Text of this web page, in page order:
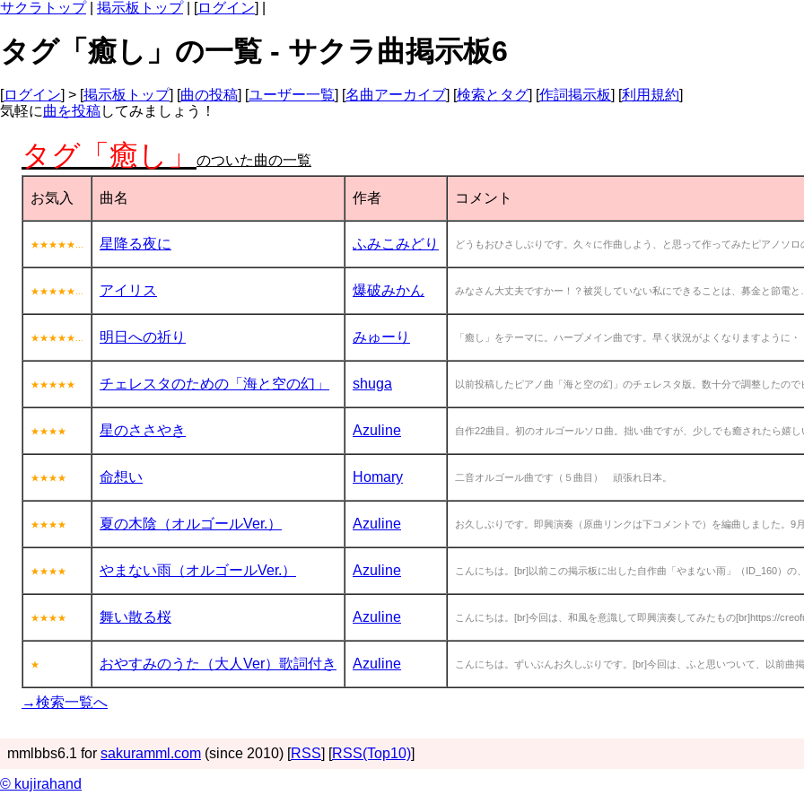
サクラトップ| 掲示板トップ| [ログイン] |
タグ「癒し」の一覧 - サクラ曲掲示板6
[ログイン] > [掲示板トップ] [曲の投稿] [ユーザー一覧] [名曲アーカイブ] [検索とタグ] [作詞掲示板] [利用規約]
気軽に曲を投稿してみましょう！
タグ「癒し」 のついた曲の一覧
お気入 曲名 作者 コメント
★★★★★... 星降る夜に ふみこみどり どうもおひさしぶりです。久々に作曲しよう、と思って作ってみたピアノソロ
★★★★★... アイリス 爆破みかん みなさん大丈夫ですかー！？被災していない私にできることは、募金と節電と
★★★★★... 明日への祈り みゅーり 「癒し」をテーマに。ハープメイン曲です。早く状況がよくなりますように・
★★★★★ チェレスタのための「海と空の幻」 shuga 以前投稿したピアノ曲「海と空の幻」のチェレスタ版。数十分で調整したので
★★★★ 星のささやき Azuline 自作22曲目。初のオルゴールソロ曲。拙い曲ですが、少しでも癒されたら嬉し
★★★★ 命想い Homary 二音オルゴール曲です（５曲目） 頑張れ日本。
★★★★ 夏の木陰（オルゴールVer.） Azuline お久しぶりです。即興演奏（原曲リンクは下コメントで）を編曲しました。9月
★★★★ やまない雨（オルゴールVer.） Azuline こんにちは。[br]以前この掲示板に出した自作曲「やまない雨」（ID_160）の
★★★★ 舞い散る桜 Azuline こんにちは。[br]今回は、和風を意識して即興演奏してみたもの[br]https://
★ おやすみのうた（大人Ver）歌詞付き Azuline こんにちは。ずいぶんお久しぶりです。[br]今回は、ふと思いついて、以前曲掲
→検索一覧へ
mmlbbs6.1 for sakuramml.com (since 2010) [RSS] [RSS(Top10)]
© kujirahand